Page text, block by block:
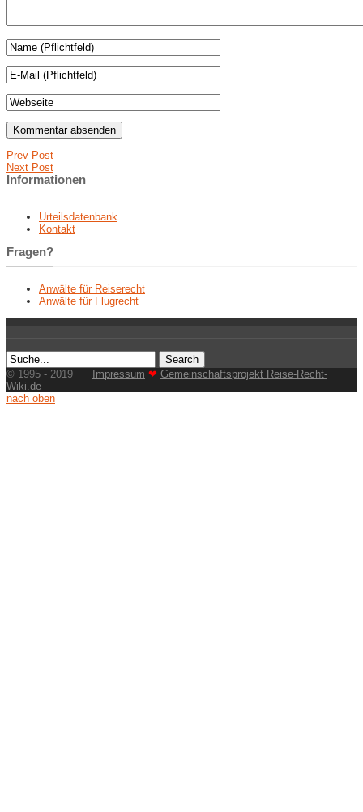
Prev Post
Next Post
Informationen
Urteilsdatenbank
Kontakt
Fragen?
Anwälte für Reiserecht
Anwälte für Flugrecht
© 1995 - 2019 Impressum ❤ Gemeinschaftsprojekt Reise-Recht-
Wiki.de
nach oben